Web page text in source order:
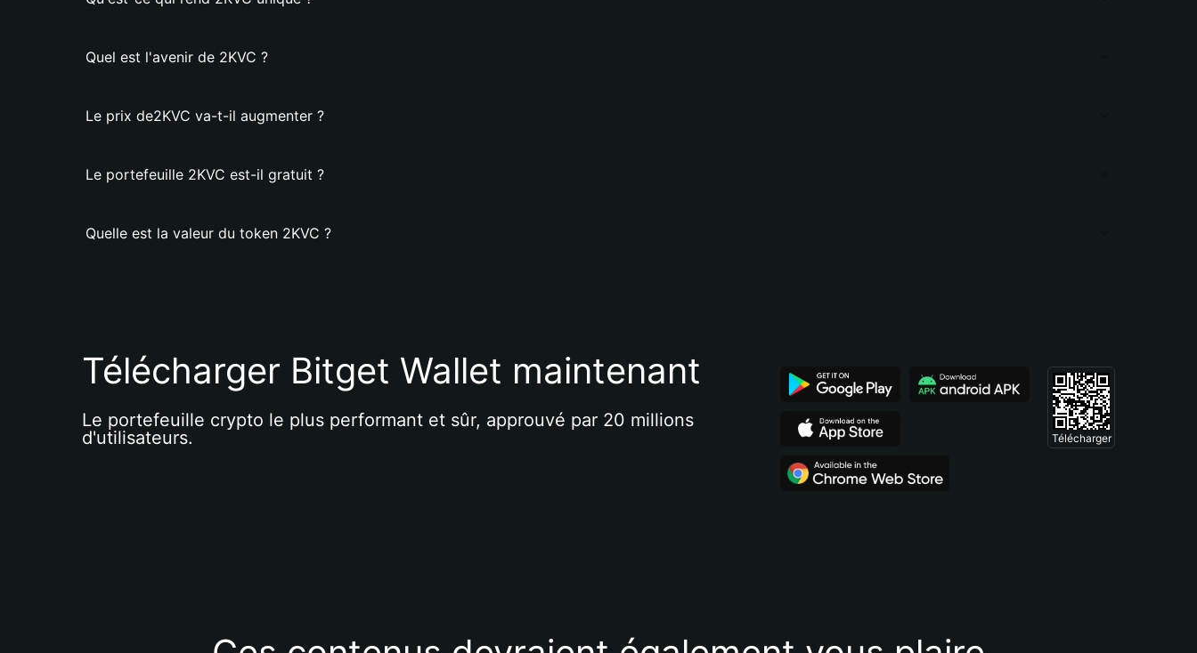
Quel est l'avenir de 2KVC ?
Le prix de2KVC va-t-il augmenter ?
Le portefeuille 2KVC est-il gratuit ?
Quelle est la valeur du token 2KVC ?
Télécharger Bitget Wallet maintenant
Le portefeuille crypto le plus performant et sûr, approuvé par 20 millions
d'utilisateurs.
Télécharger